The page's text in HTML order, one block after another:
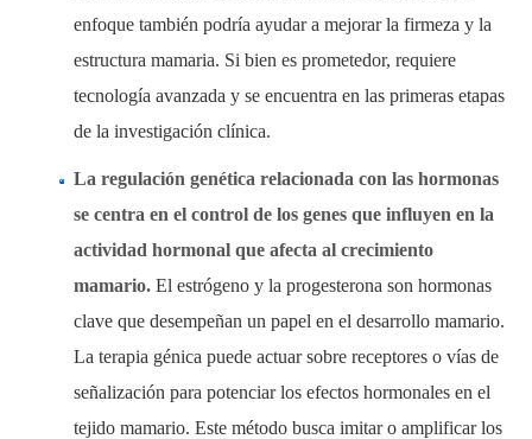
enfoque también podría ayudar a mejorar la firmeza y la
estructura mamaria. Si bien es prometedor, requiere
tecnología avanzada y se encuentra en las primeras etapas
de la investigación clínica.
La regulación genética relacionada con las hormonas
se centra en el control de los genes que influyen en la
actividad hormonal que afecta al crecimiento
mamario. El estrógeno y la progesterona son hormonas
clave que desempeñan un papel en el desarrollo mamario.
La terapia génica puede actuar sobre receptores o vías de
señalización para potenciar los efectos hormonales en el
tejido mamario. Este método busca imitar o amplificar los